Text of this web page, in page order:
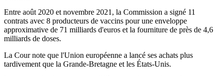
Entre août 2020 et novembre 2021, la Commission a signé 11
contrats avec 8 producteurs de vaccins pour une enveloppe
approximative de 71 milliards d'euros et la fourniture de près de 4,6
milliards de doses.
La Cour note que l'Union européenne a lancé ses achats plus
tardivement que la Grande-Bretagne et les États-Unis.